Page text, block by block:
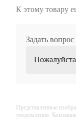
К этому товару
Задать вопрос
Представленные
уведомления.